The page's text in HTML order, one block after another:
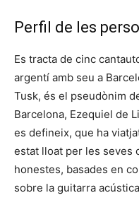
Perfil de les
Es tracta de cinc
argentí amb seu a
Tusk, és el pseudònim
Barcelona, Ezequiel de
es defineix, que ha
estat lloat per les seves
honestes, basades en
sobre la guitarra